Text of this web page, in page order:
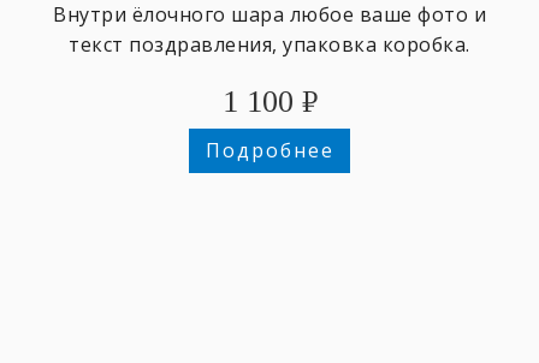
Внутри ёлочного шара любое ваше фото и
текст поздравления, упаковка коробка.
1 100 ₽
Подробнее